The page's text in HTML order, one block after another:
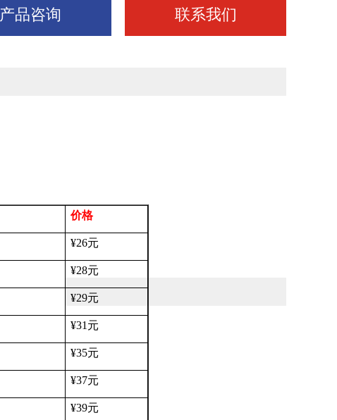
产品咨询 联系我们
价格
¥26元
¥28元
¥29元
¥31 元
¥35元
¥37元
¥39元